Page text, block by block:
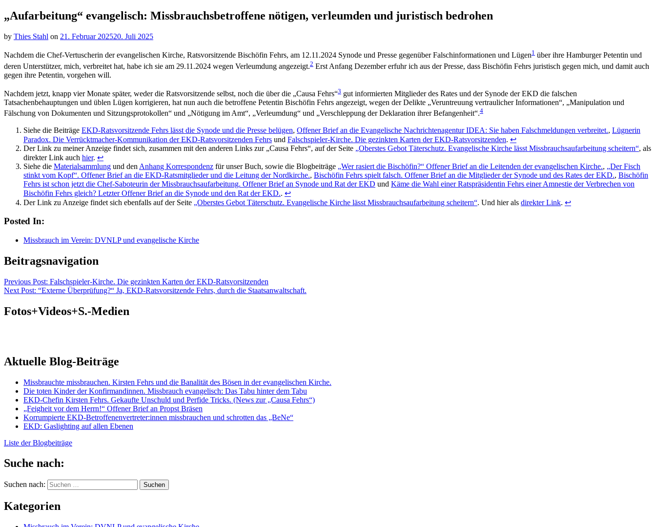
„Aufarbeitung“ evangelisch: Missbrauchsbetroffene nötigen, verleumden und juristisch bedrohen
by Thies Stahl on 21. Februar 202520. Juli 2025
Nachdem die Chef-Vertuscherin der evangelischen Kirche, Ratsvorsitzende Bischöfin Fehrs, am 12.11.2024 Synode und Presse gegenüber Falschinformationen und Lügen1 über ihre Hamburger Petentin und
deren Unterstützer, mich, verbreitet hat, habe ich sie am 29.11.2024 wegen Verleumdung angezeigt.2 Erst Anfang Dezember erfuhr ich aus der Presse, dass Bischöfin Fehrs juristisch gegen mich, und damit auch
gegen ihre Petentin, vorgehen will.
Nachdem jetzt, knapp vier Monate später, weder die Ratsvorsitzende selbst, noch die über die „Causa Fehrs“3 gut informierten Mitglieder des Rates und der Synode der EKD die falschen
Tatsachenbehauptungen und üblen Lügen korrigieren, hat nun auch die betroffene Petentin Bischöfin Fehrs angezeigt, wegen der Delikte „Veruntreuung vertraulicher Informationen“, „Manipulation und
Fälschung von Dokumenten und Sitzungsprotokollen“ und „Nötigung im Amt“, „Verleumdung“ und „Verschleppung der Deklaration ihrer Befangenheit“.4
Siehe die Beiträge EKD-Ratsvorsitzende Fehrs lässt die Synode und die Presse belügen, Offener Brief an die Evangelische Nachrichtenagentur IDEA: Sie haben Falschmeldungen verbreitet., Lügnerin
Paradox. Die Verrücktmacher-Kommunikation der EKD-Ratsvorsitzenden Fehrs und Falschspieler-Kirche. Die gezinkten Karten der EKD-Ratsvorsitzenden. ↩
Der Link zu meiner Anzeige findet sich, zusammen mit den anderen Links zur „Causa Fehrs“, auf der Seite „Oberstes Gebot Täterschutz. Evangelische Kirche lässt Missbrauchsaufarbeitung scheitern“, als
direkter Link auch hier. ↩
Siehe die Materialsammlung und den Anhang Korrespondenz für unser Buch, sowie die Blogbeiträge „Wer rasiert die Bischöfin?“ Offener Brief an die Leitenden der evangelischen Kirche., „Der Fisch
stinkt vom Kopf“. Offener Brief an die EKD-Ratsmitglieder und die Leitung der Nordkirche., Bischöfin Fehrs spielt falsch. Offener Brief an die Mitglieder der Synode und des Rates der EKD., Bischöfin
Fehrs ist schon jetzt die Chef-Saboteurin der Missbrauchsaufarbeitung. Offener Brief an Synode und Rat der EKD und Käme die Wahl einer Ratspräsidentin Fehrs einer Amnestie der Verbrechen von
Bischöfin Fehrs gleich? Letzter Offener Brief an die Synode und den Rat der EKD.. ↩
Der Link zu Anzeige findet sich ebenfalls auf der Seite „Oberstes Gebot Täterschutz. Evangelische Kirche lässt Missbrauchsaufarbeitung scheitern“. Und hier als direkter Link. ↩
Posted In:
Missbrauch im Verein: DVNLP und evangelische Kirche
Beitragsnavigation
Previous Post: Falschspieler-Kirche. Die gezinkten Karten der EKD-Ratsvorsitzenden
Next Post: “Externe Überprüfung?“ Ja, EKD-Ratsvorsitzende Fehrs, durch die Staatsanwaltschaft.
Fotos+Videos+S.-Medien
Aktuelle Blog-Beiträge
Missbrauchte missbrauchen. Kirsten Fehrs und die Banalität des Bösen in der evangelischen Kirche.
Die toten Kinder der Konfirmandinnen. Missbrauch evangelisch: Das Tabu hinter dem Tabu
EKD-Chefin Kirsten Fehrs. Gekaufte Unschuld und Perfide Tricks. (News zur „Causa Fehrs“)
„Feigheit vor dem Herrn!“ Offener Brief an Propst Bräsen
Korrumpierte EKD-Betroffenenvertreter:innen missbrauchen und schrotten das „BeNe“
EKD: Gaslighting auf allen Ebenen
Liste der Blogbeiträge
Suche nach:
Suchen nach:
Kategorien